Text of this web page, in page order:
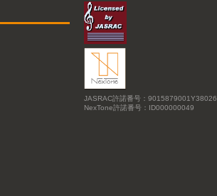
JASRAC許諾番号：9015879001Y38026
NexTone許諾番号：ID000000049